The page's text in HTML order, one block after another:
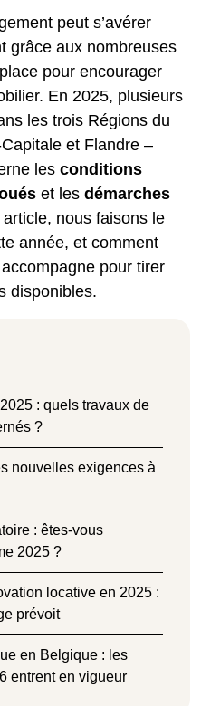
peut s’avérer
grâce aux nombreuses
pour encourager
En 2025, plusieurs
les trois Régions du
et Flandre –
les conditions
et les démarches
nous faisons le
année, et comment
pour tirer
disponibles.
: quels travaux de
?
nouvelles exigences à
: êtes-vous
2025 ?
locative en 2025 :
prévoit
en Belgique : les
entrent en vigueur